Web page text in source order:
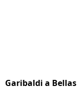
Garibaldi a